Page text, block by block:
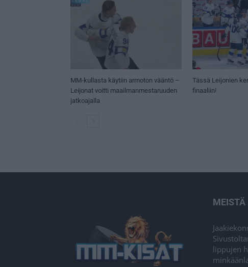
MM-kullasta käytiin armoton vääntö –
Leijonat voitti maailmanmestaruuden
jatkoajalla
Tässä Leijonien
finaaliin!
MEISTÄ
lippujen